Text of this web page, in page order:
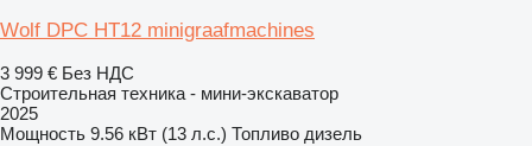
Wolf DPC HT12 minigraafmachines
3 999 € Без НДС
Строительная техника - мини-экскаватор
2025
Мощность 9.56 кВт (13 л.с.) Топливо дизель